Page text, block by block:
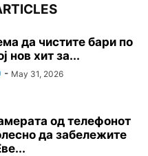
да чистите бари по
нов хит за...
- May 31, 2026
од телефонот
да забележите